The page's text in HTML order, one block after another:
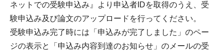
ネットでの受験申込み』より申込者IDを取得のうえ、受
験申込み及び論文のアップロードを行ってください。
受験申込み完了時には「申込みが完了しました」のペー
ジの表示と「申込み内容到達のお知らせ」のメールの受